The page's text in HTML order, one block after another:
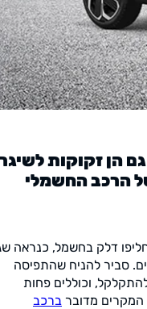
הן זקוקות
של הרכב החשמלי
דלק בחשמל, כנראה
סביר להניח שהתפיסה
וכוללים פחות
המקרים מדובר ברכב